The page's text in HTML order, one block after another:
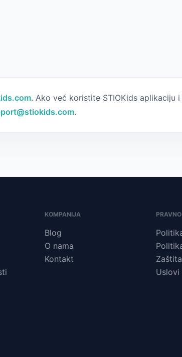
. Ako već koristite STIOKids aplikaciju
.
KOMPANIJA
Blog
O nama
Kontakt
PRAVNO
Uslovi